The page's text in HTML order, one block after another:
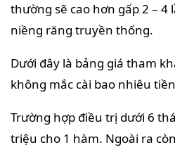
thường sẽ cao hơn gấp 2 – 4
niềng răng truyền thống.
Dưới đây là bảng giá tham
không mắc cài bao nhiêu
Trường hợp điều trị dưới 6
triệu cho 1 hàm. Ngoài ra